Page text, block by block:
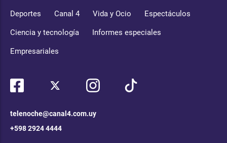
Deportes Canal 4 Vida y Ocio Espectáculos
Ciencia y tecnología Informes especiales
Empresariales
telenoche@canal4.com.uy
+598 2924 4444